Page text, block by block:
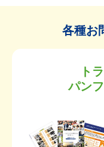
各種お
ト
パン